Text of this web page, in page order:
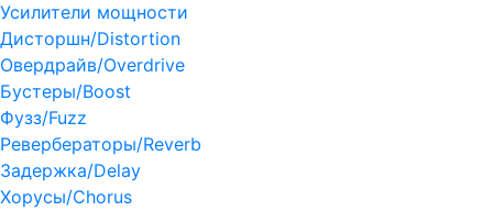
Усилители мощности
Дисторшн/Distortion
Овердрайв/Overdrive
Бустеры/Boost
Фузз/Fuzz
Ревербераторы/Reverb
Задержка/Delay
Хорусы/Chorus